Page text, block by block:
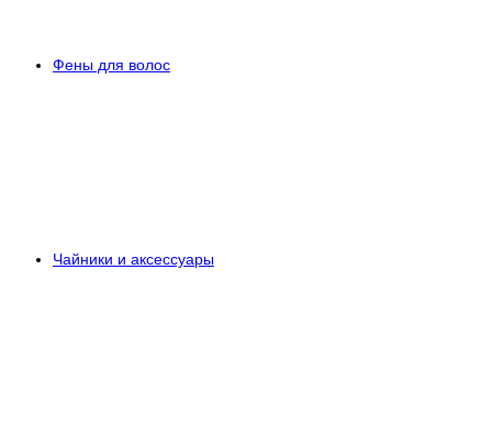
Фены для волос
Чайники и аксессуары